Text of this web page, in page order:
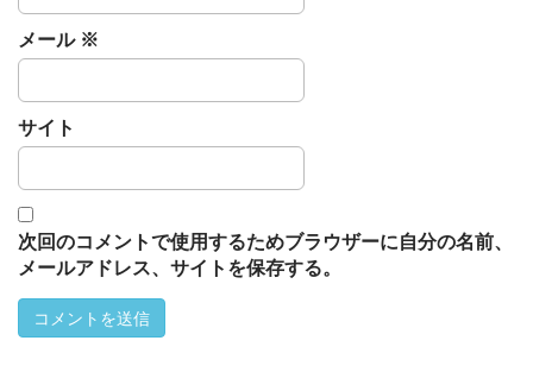
メール ※
サイト
次回のコメントで使用するためブラウザーに自分の名前、
メールアドレス、サイトを保存する。